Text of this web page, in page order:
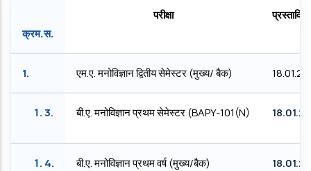
क्रम.स.
परीक्षा प्रस्तावित
1. एम.ए. मनोविज्ञान द्वितीय सेमेस्टर (मुख्य/ बैक)
3. बी.ए. मनोविज्ञान प्रथम सेमेस्टर (BAPY-101(N)
4. बी.ए. मनोविज्ञान प्रथम वर्ष (मुख्य/बैक)